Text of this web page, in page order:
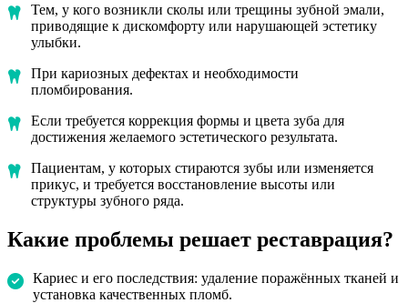
Тем, у кого возникли сколы или трещины зубной эмали,
приводящие к дискомфорту или нарушающей эстетику
улыбки.
При кариозных дефектах и необходимости
пломбирования.
Если требуется коррекция формы и цвета зуба для
достижения желаемого эстетического результата.
Пациентам, у которых стираются зубы или изменяется
прикус, и требуется восстановление высоты или
структуры зубного ряда.
Какие проблемы решает реставрация?
Кариес и его последствия: удаление поражённых тканей и
установка качественных пломб.